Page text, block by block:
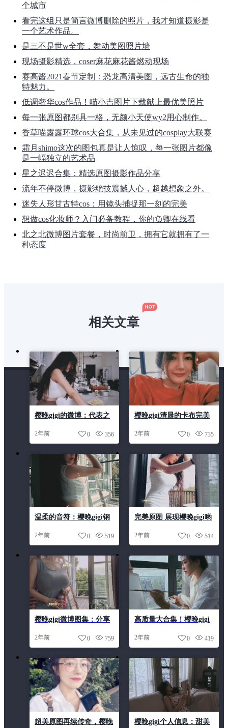
个城市
看完这组只是简言微博删除的照片，我才知道摄影是
一个艺术作品。
是三不是世w全套，舞动美图照片墙
现场摄影精选，coser麻花麻花酱燃动现场
赛高酱2021春节定制：恐龙高清美图，远古生命的独
特魅力。
低调奢华cos作品！喵小吉图片下载献上最优美照片
每一张原图都别具一格，无颜小天使wy2用心制作。
香草喵露露环球cos大合集，从未见过的cosplay大联赛
霜月shimo这次的图包真是让人惊叹，每一张图片都像
是一幅独立的艺术品
星之迟迟合集：精选原图摄影作品分享
流年不停微博，摄影绝技震撼人心，超越想象之外。
迷失人形甘古特cos：用镜头捕捉那一刻的完美
想做cos化妆师？入门必备教程，你的负卿在线看
北之北微博图片套餐，时尚前卫，拥有它就拥有了一
种态度
相关文章
樱晚gigi的微博：代表之
过
2年前 356
0
樱晚gigi清晨的卡布完美
2年前 735
0
温柔的音符：樱晚gigi钢
2年前 519
0
完美原图 展现樱晚gigi哟
2年前 514
0
樱晚gigi微博图集：分享
样的视觉盛宴
2年前 759
0
高质量大合集！樱晚gigi
2年前 419
0
超美原图再续传奇，樱晚 樱晚gigi个人信息：甜美